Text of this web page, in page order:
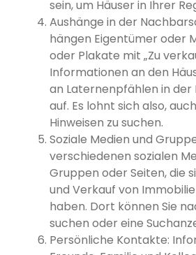
sein, um Häuser in Ihrer
Aushänge in der
hängen Eigentümer oder
oder Plakate mit „Zu
Informationen an den
an Laternenpfählen in
auf. Es lohnt sich also,
Hinweisen zu suchen.
Soziale Medien und
verschiedenen sozialen
Gruppen oder Seiten, die
und Verkauf von
haben. Dort können Sie
suchen oder eine
Persönliche Kontakte: